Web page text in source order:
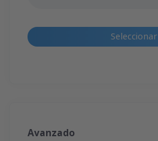
Seleccionar
Avanzado